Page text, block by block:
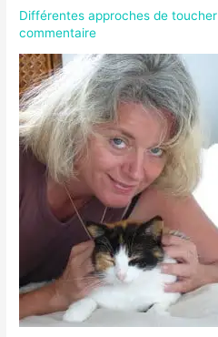
Différentes approches de toucher
commentaire